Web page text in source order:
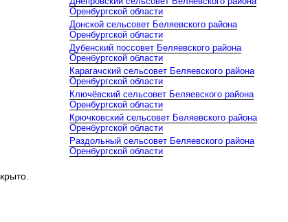
Оренбургской области
Донской сельсовет Беляевского района
Оренбургской области
Дубенский поссовет Беляевского района
Оренбургской области
Карагачский сельсовет Беляевского района
Оренбургской области
Ключёвский сельсовет Беляевского района
Оренбургской области
Крючковский сельсовет Беляевского района
Оренбургской области
Раздольный сельсовет Беляевского района
Оренбургской области